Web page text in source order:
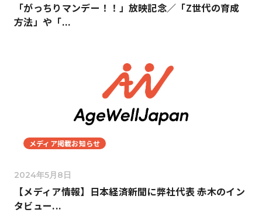
「がっちりマンデー！！」放映記念／「Z世代の育成
方法」や「...
メディア掲載お知らせ
2024年5月8日
【メディア情報】日本経済新聞に弊社代表 赤木のイン
タビュー...